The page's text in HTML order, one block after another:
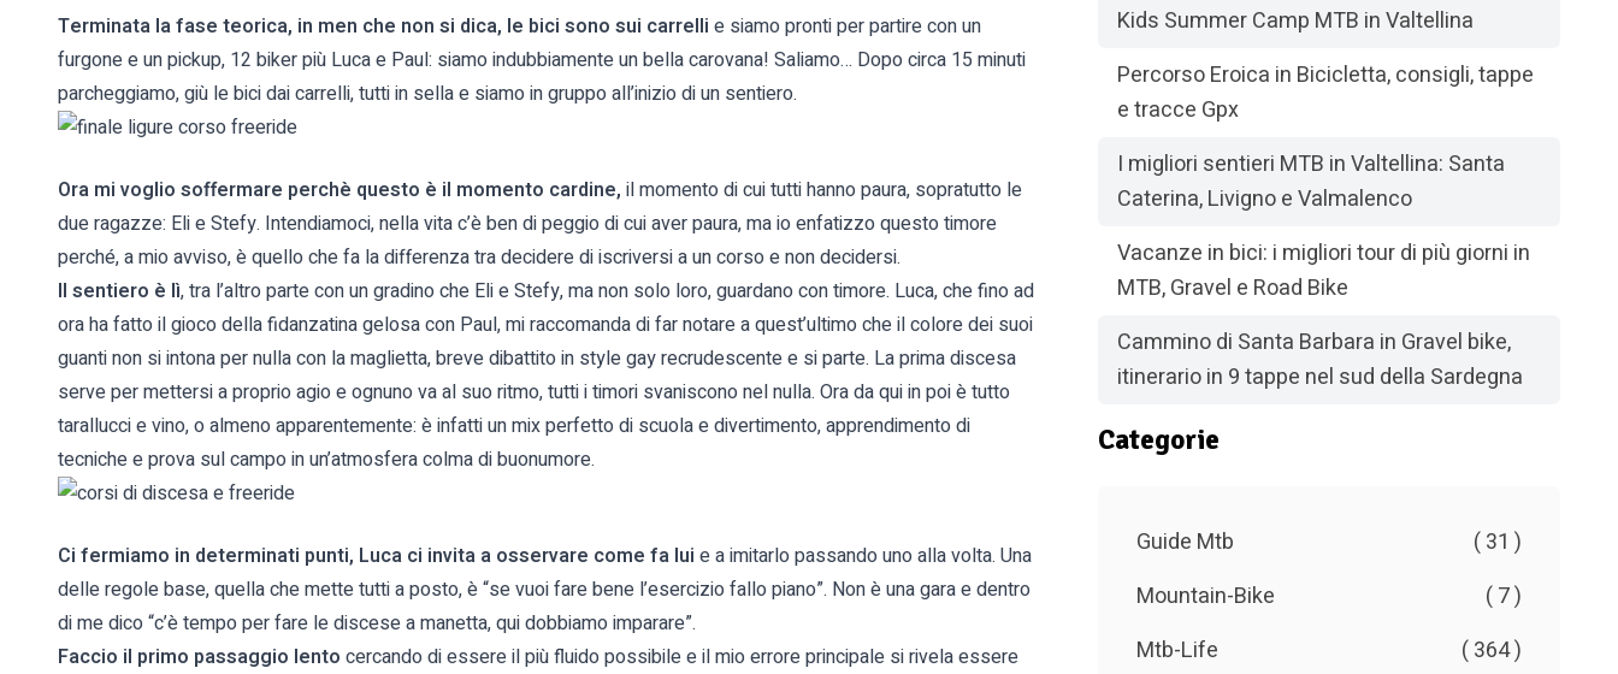
Terminata la fase teorica, in men che non si dica, le bici sono sui carrelli e siamo pronti per partire con un
furgone e un pickup, 12 biker più Luca e Paul: siamo indubbiamente un bella carovana! Saliamo… Dopo circa 15 minuti
parcheggiamo, giù le bici dai carrelli, tutti in sella e siamo in gruppo all’inizio di un sentiero.
Ora mi voglio soffermare perchè questo è il momento cardine, il momento di cui tutti hanno paura, sopratutto le
due ragazze: Eli e Stefy. Intendiamoci, nella vita c’è ben di peggio di cui aver paura, ma io enfatizzo questo timore
perché, a mio avviso, è quello che fa la differenza tra decidere di iscriversi a un corso e non decidersi.
Il sentiero è lì, tra l’altro parte con un gradino che Eli e Stefy, ma non solo loro, guardano con timore. Luca, che fino ad
ora ha fatto il gioco della fidanzatina gelosa con Paul, mi raccomanda di far notare a quest’ultimo che il colore dei suoi
guanti non si intona per nulla con la maglietta, breve dibattito in style gay recrudescente e si parte. La prima discesa
serve per mettersi a proprio agio e ognuno va al suo ritmo, tutti i timori svaniscono nel nulla. Ora da qui in poi è tutto
tarallucci e vino, o almeno apparentemente: è infatti un mix perfetto di scuola e divertimento, apprendimento di
tecniche e prova sul campo in un’atmosfera colma di buonumore.
Ci fermiamo in determinati punti, Luca ci invita a osservare come fa lui e a imitarlo passando uno alla volta. Una
delle regole base, quella che mette tutti a posto, è “se vuoi fare bene l’esercizio fallo piano”. Non è una gara e dentro
di me dico “c’è tempo per fare le discese a manetta, qui dobbiamo imparare”.
Faccio il primo passaggio lento cercando di essere il più fluido possibile e il mio errore principale si rivela essere
Kids Summer Camp MTB in Valtellina
Percorso Eroica in Bicicletta, consigli, tappe
e tracce Gpx
I migliori sentieri MTB in Valtellina: Santa
Caterina, Livigno e Valmalenco
Vacanze in bici: i migliori tour di più giorni in
MTB, Gravel e Road Bike
Cammino di Santa Barbara in Gravel bike,
itinerario in 9 tappe nel sud della Sardegna
Categorie
Guide Mtb
( 31 )
Mountain-Bike
( 7 )
Mtb-Life
( 364 )